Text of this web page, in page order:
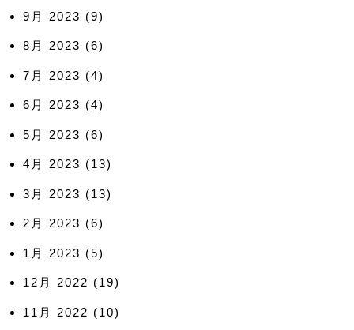
9月 2023 (9)
8月 2023 (6)
7月 2023 (4)
6月 2023 (4)
5月 2023 (6)
4月 2023 (13)
3月 2023 (13)
2月 2023 (6)
1月 2023 (5)
12月 2022 (19)
11月 2022 (10)